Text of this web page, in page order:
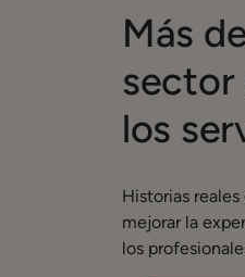
Más
sector
los
Historias
mejorar la
los